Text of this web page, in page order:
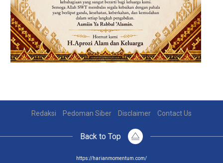
Redaksi Pedoman Siber Disclaimer Contact Us
Back to Top
https://harianmomentum.com/